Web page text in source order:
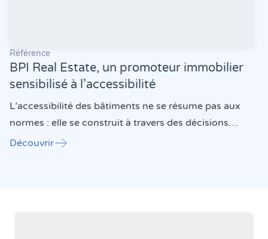
BPI Real Estate, un promoteur immobilier
sensibilisé à l’accessibilité
Référence
L’accessibilité des bâtiments ne se résume pas aux
normes : elle se construit à travers des décisions
concrètes prises tout au long des projets. BPI Real
Découvrir"BPI Real Estate, un promoteur immobilier